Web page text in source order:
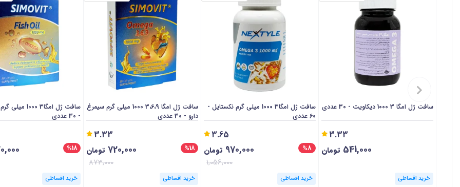
سافت ژل امگا 3 1000 دیکاویت - 30 عددی
3.33
541,000 تومان
خرید اقساطی
سافت ژل امگا3 1000 میلی گرم نکستایل -
60 عددی
3.65
%8
970,000 تومان
1,056,000
خرید اقساطی
سافت ژل امگا 3،6،9 1000 میلی گرم سیمرغ
دارو - 30 عددی
3.33
%18
720,000 تومان
873,000
خرید اقساطی
سافت ژل امگا3
- 30 عددی
%18
خرید اقساطی